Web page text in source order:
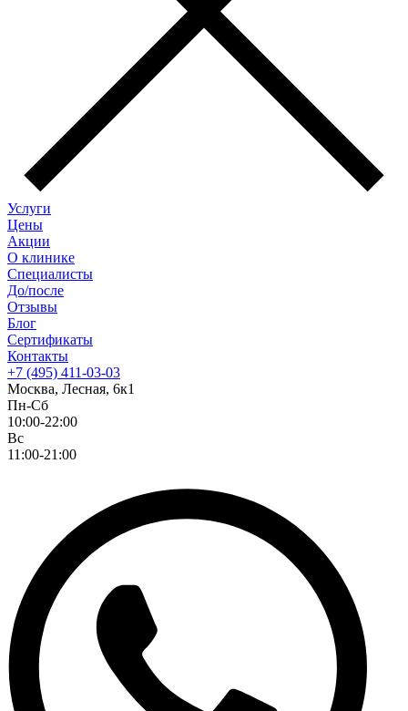
Услуги
Цены
Акции
О клинике
Специалисты
До/после
Отзывы
Блог
Сертификаты
Контакты
+7 (495) 411-03-03
Москва, Лесная, 6к1
Пн-Сб
10:00-22:00
Вс
11:00-21:00